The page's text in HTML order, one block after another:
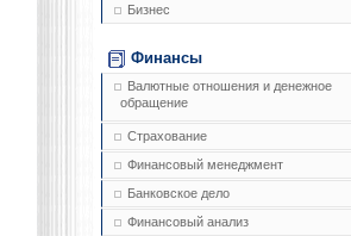
Бизнес
Финансы
Валютные отношения и денежное
обращение
Страхование
Финансовый менеджмент
Банковское дело
Финансовый анализ